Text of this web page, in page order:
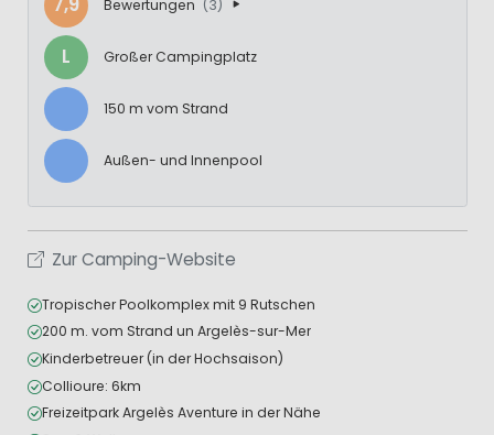
Bewertungen (3)
L Großer Campingplatz
150 m vom Strand
Außen- und Innenpool
Zur Camping-Website
Tropischer Poolkomplex mit 9 Rutschen
200 m. vom Strand un Argelès-sur-Mer
Kinderbetreuer (in der Hochsaison)
Collioure: 6km
Freizeitpark Argelès Aventure in der Nähe